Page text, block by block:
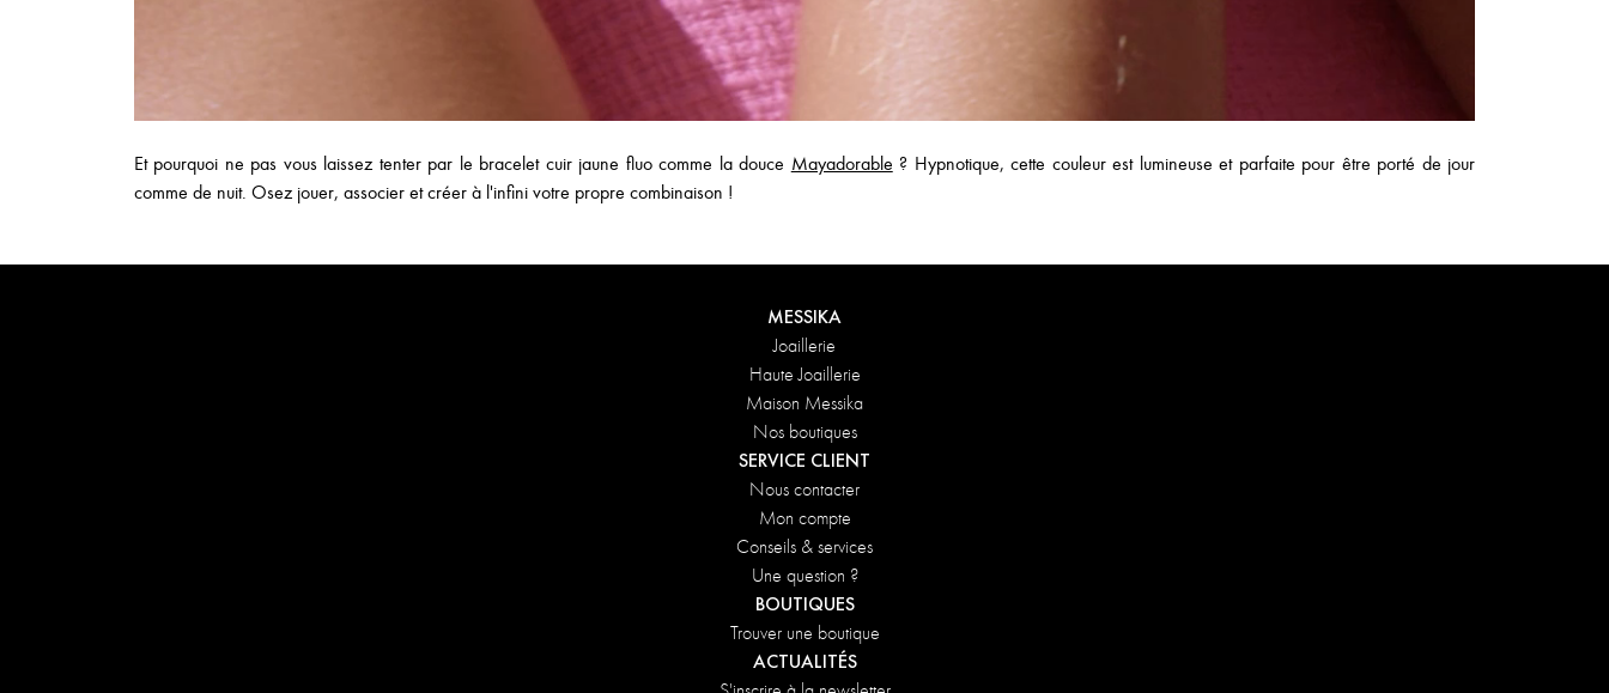
Et pourquoi ne pas vous laissez tenter par le bracelet cuir jaune fluo comme la douce Mayadorable ? Hypnotique, cette couleur est lumineuse et parfaite pour être porté de jour
comme de nuit. Osez jouer, associer et créer à l'infini votre propre combinaison !
MESSIKA
Joaillerie
Haute Joaillerie
Maison Messika
Nos boutiques
SERVICE CLIENT
Nous contacter
Mon compte
Conseils & services
Une question ?
BOUTIQUES
Trouver une boutique
ACTUALITÉS